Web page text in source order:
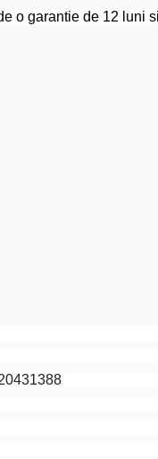
o garantie de 12 luni